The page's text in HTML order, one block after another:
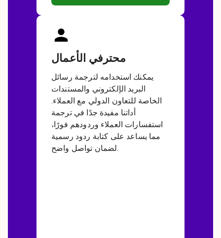
محترفي الأعمال
يمكنك استخدامه لترجمة رسائل
البريد الإلكتروني والمستندات
الخاصة للتعاون الدولي مع العملاء.
أداتنا مفيدة جدًا في ترجمة
استفسارات العملاء وردودهم فورًا،
مما يساعد على كتابة ردود رسمية
لضمان تواصل واضح.